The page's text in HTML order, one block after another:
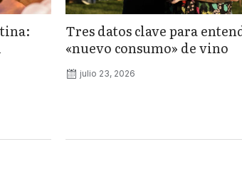
Tres datos clave para
«nuevo consumo» de vino
julio 23, 2026